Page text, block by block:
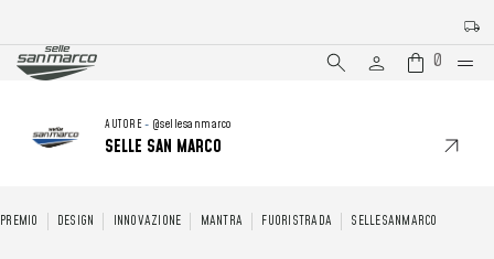
Iscriviti alla nostra
0
AUTORE- @sellesanmarco
SELLE SAN MARCO
PREMIO DESIGN INNOVAZIONE MANTRA FUORISTRADA SELLESANMARCO